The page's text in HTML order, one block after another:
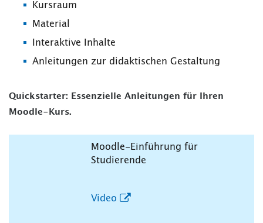
Kursraum
Material
Interaktive Inhalte
Anleitungen zur didaktischen Gestaltung
Quickstarter: Essenzielle Anleitungen für Ihren
Moodle-Kurs.
Moodle-Einführung für
Studierende
Video